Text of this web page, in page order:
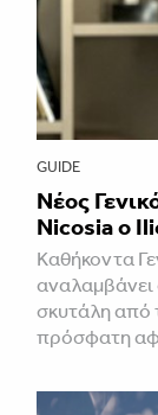
GUIDE
Νέος
Nicosia ο
Καθήκοντα
αναλαμβάνει
σκυτάλη από
πρόσφατη